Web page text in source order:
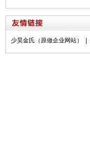
少昊金氏（原做企业网站）